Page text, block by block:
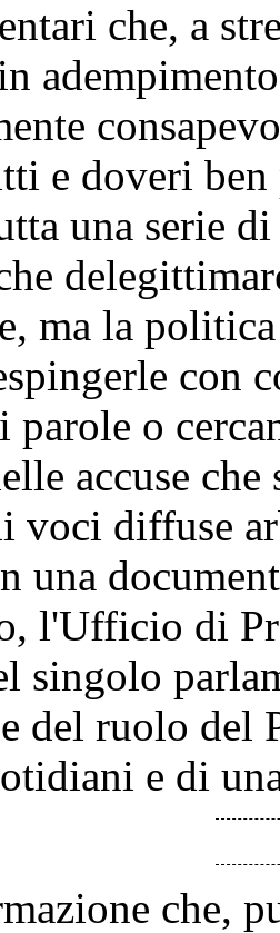
che, a
e doveri ben
una serie
ma la
con
o
accuse
voci diffuse
una
l'Ufficio di
singolo
del ruolo del
e di
che,